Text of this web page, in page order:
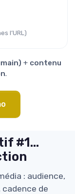
l’URL)
+ contenu
.
#1…
: audience,
cadence de